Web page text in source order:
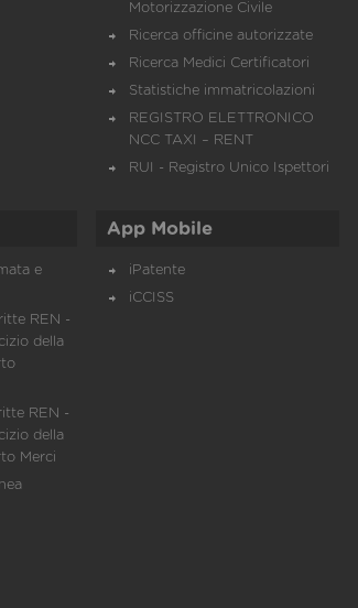
Motorizzazione Civile
Ricerca officine autorizzate
Ricerca Medici Certificatori
Statistiche immatricolazioni
REGISTRO ELETTRONICO
NCC TAXI – RENT
RUI - Registro Unico Ispettori
e
REN -
della
REN -
della
Merci
App Mobile
iPatente
iCCISS